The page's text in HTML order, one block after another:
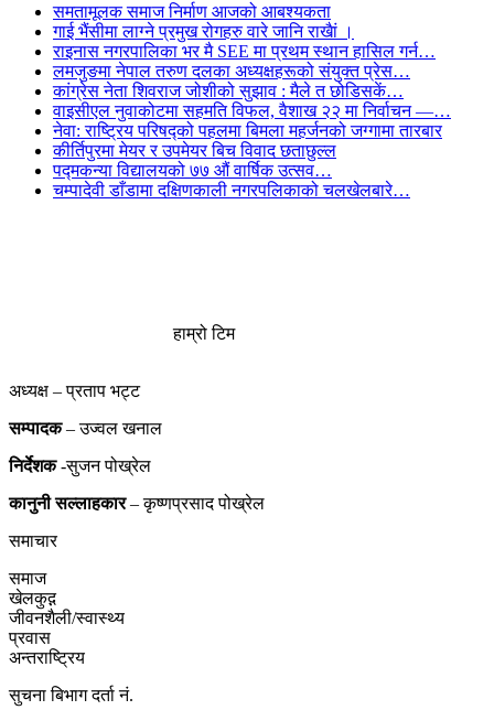
समतामूलक समाज निर्माण आजको आबश्यकता
गाई भैंसीमा लाग्ने प्रमुख रोगहरु वारे जानि राखैां ।
राइनास नगरपालिका भर मै SEE मा प्रथम स्थान हासिल गर्न…
लमजुङमा नेपाल तरुण दलका अध्यक्षहरूको संयुक्त प्रेस…
कांग्रेस नेता शिवराज जोशीको सुझाव : मैले त छोडिसकें…
वाइसीएल नुवाकोटमा सहमति विफल, वैशाख २२ मा निर्वाचन —…
नेवा: राष्ट्रिय परिषद्को पहलमा बिमला महर्जनको जग्गामा तारबार
कीर्तिपुरमा मेयर र उपमेयर बिच विवाद छताछुल्ल
पद्मकन्या विद्यालयको ७७ औं ‌‌वार्षिक ‌उत्सव…
चम्पादेवी डाँडामा दक्षिणकाली नगरपलिकाको चलखेलबारे…
हाम्रो टिम
अध्यक्ष – प्रताप भट्ट
सम्पादक– उज्वल खनाल
निर्देशक-सुजन पोख्रेल
कानुनी सल्लाहकार– कृष्णप्रसाद पोख्रेल
समाचार
समाज
खेलकुद़़
जीवनशैली/स्वास्थ्य
प्रवास
अन्तराष्ट्रिय
सुचना बिभाग दर्ता नं.